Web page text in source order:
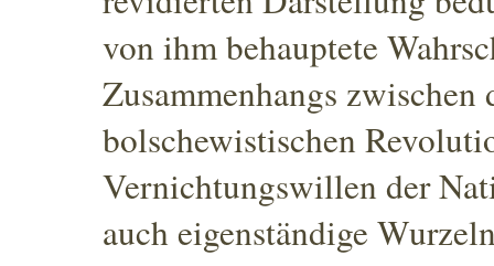
von ihm behauptete
Zusammenhangs zwischen
bolschewistischen
Vernichtungswillen der
auch eigenständige